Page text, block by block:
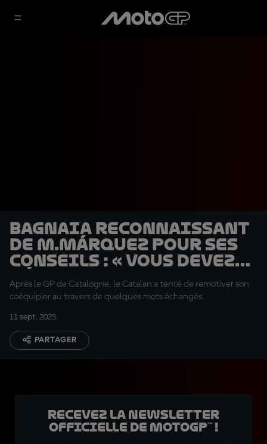
Bagnaia reconnaissant
de M.Márquez pour ses
conseils : « Vous devez
l’écouter »
Après le GP de Catalogne, le Catalan a tenté de remotiver son
coéquipier au travers de quelques mots échangés.
11 sept. 2025
PARTAGER
Recevez la Newsletter
officielle de MotoGP™ !